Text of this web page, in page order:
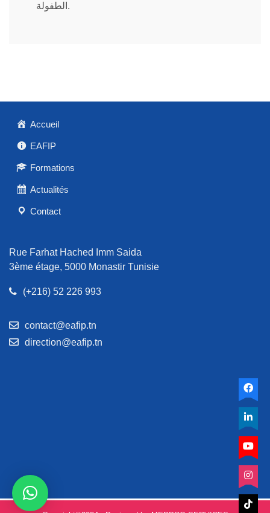
الطفولة.
Accueil
EAFIP
Formations
Actualités
Contact
Rue Farhat Hached Imm Saida
3ème étage, 5000 Monastir Tunisie
(+216) 52 226 993
contact@eafip.tn
direction@eafip.tn